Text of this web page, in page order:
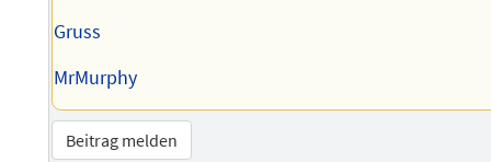
Gruss
MrMurphy
Beitrag melden